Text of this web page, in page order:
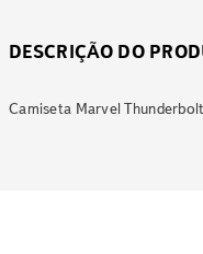
DESCRIÇÃO DO
Camiseta Marvel